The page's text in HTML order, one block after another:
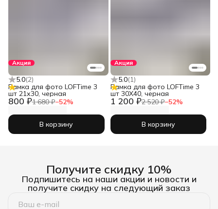
Акция
5.0(2)
800 ₽1 680 ₽−52%
Рамка для фото LOFTime 3
шт 21х30, черная
В корзину
Акция
5.0(1)
1 200 ₽2 520 ₽−52%
Рамка для фото LOFTime 3
шт 30Х40, черная
В корзину
Получите скидку 10%
Подпишитесь на наши акции и новости и
получите скидку на следующий заказ